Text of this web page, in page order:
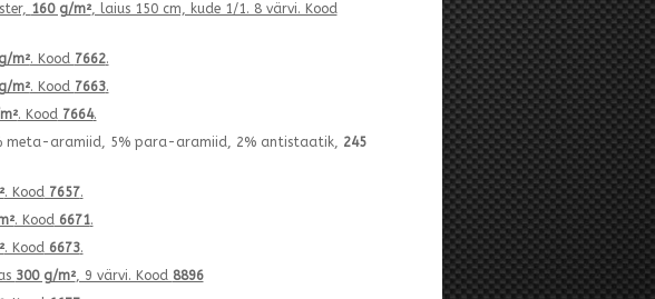
160 g/m², laius 150 cm, kude 1/1. 8 värvi. Kood
m². Kood 7662.
m². Kood 7663.
. Kood7664.
meta-aramiid, 5% para-aramiid, 2% antistaatik, 245
. Kood7657.
. Kood6671.
. Kood6673.
300 g/m², 9 värvi. Kood 8896